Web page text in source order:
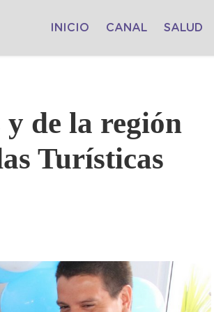
INICIO CANAL SALUD
y de la región
Turísticas